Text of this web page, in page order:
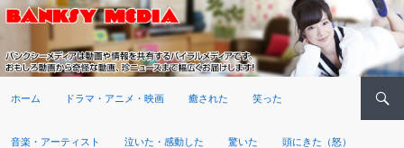
ホーム ドラマ・アニメ・映画 癒された 笑った
音楽・アーティスト 泣いた・感動した 驚いた 頭にきた（怒）